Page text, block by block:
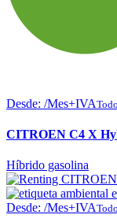
Desde: /Mes+IVA
CITROEN C4 X
Híbrido gasolina
Desde: /Mes+IVA